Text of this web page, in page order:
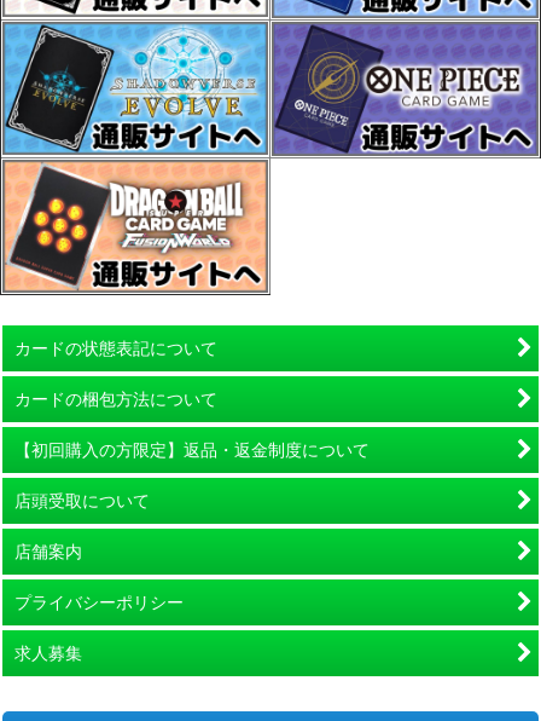
カードの状態表記について
カードの梱包方法について
【初回購入の方限定】返品・返金制度について
店頭受取について
店舗案内
プライバシーポリシー
求人募集